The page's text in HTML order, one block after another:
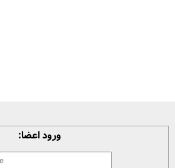
ورود اعضا: